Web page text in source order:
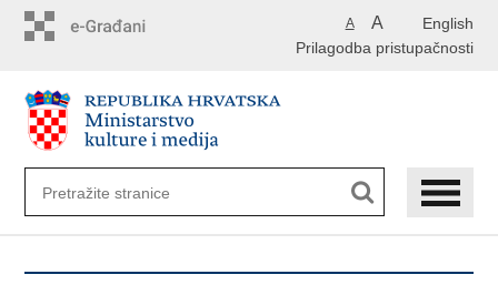
English
A A
Prilagodba pristupačnosti